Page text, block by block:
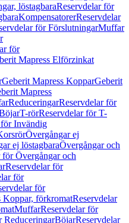
löstagbaraReservdelar för
KompensatorerReservdelar
för FörslutningarMuffar
för
Mapress Elförzinkat
Geberit Mapress KopparGeberit
Mapress
ReduceringarReservdelar för
T-rörReservdelar för T-
Invändig
Övergångar ej
ej löstagbaraÖvergångar och
för Övergångar och
Reservdelar för
för
för
Koppar, förkromatReservdelar
MuffarReservdelar för
ReduceringarBöjarReservdelar